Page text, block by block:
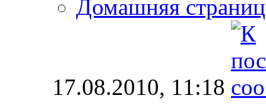
Домашняя
17.08.2010, 11:18